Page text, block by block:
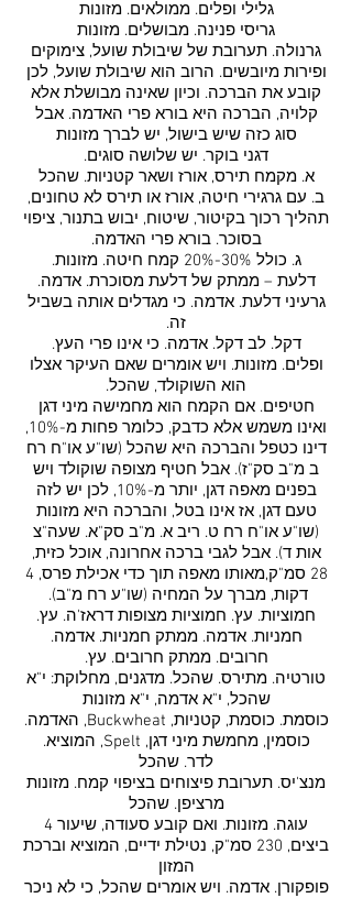
גלילי ופלים. ממולאים. מזונות
גריסי פנינה. מבושלים. מזונות
גרנולה. תערובת של שיבולת שועל, צימוקים
ופירות מיובשים. הרוב הוא שיבולת שועל, לכן
קובע את הברכה. וכיון שאינה מבושלת אלא
קלויה, הברכה היא בורא פרי האדמה. אבל
סוג כזה שיש בישול, יש לברך מזונות
דגני בוקר. יש שלושה סוגים.
א. מקמח תירס, אורז ושאר קטניות. שהכל
ב. עם גרגירי חיטה, אורז או תירס לא טחונים,
תהליך רכוך בקיטור, שיטוח, יבוש בתנור, ציפוי
בסוכר. בורא פרי האדמה.
ג. כולל 30%-20% קמח חיטה. מזונות.
דלעת – ממתק של דלעת מסוכרת. אדמה.
גרעיני דלעת. אדמה. כי מגדלים אותה בשביל
זה.
דקל. לב דקל. אדמה. כי אינו פרי העץ.
ופלים. מזונות. ויש אומרים שאם העיקר אצלו
הוא השוקולד, שהכל.
חטיפים. אם הקמח הוא מחמישה מיני דגן
ואינו משמש אלא כדבק, כלומר פחות מ-10%,
דינו כטפל והברכה היא שהכל (שו"ע או"ח רח
ב מ"ב סק"ז). אבל חטיף מצופה שוקולד ויש
בפנים מאפה דגן, יותר מ-10%, לכן יש לזה
טעם דגן, אז אינו בטל, והברכה היא מזונות
(שו"ע או"ח רח ט. ריב א. מ"ב סק"א. שעה"צ
אות ד). אבל לגבי ברכה אחרונה, אוכל כזית,
28 סמ"ק,מאותו מאפה תוך כדי אכילת פרס, 4
דקות, מברך על המחיה (שו"ע רח מ"ב).
חמוציות. עץ. חמוציות מצופות דראז'ה. עץ.
חמניות. אדמה. ממתק חמניות. אדמה.
חרובים. ממתק חרובים. עץ.
טורטיה. מתירס. שהכל. מדגנים, מחלוקת: י"א
שהכל, י"א אדמה, י"א מזונות
כוסמת. כוסמת, קטניות, Buckwheat, האדמה.
כוסמין, מחמשת מיני דגן, Spelt, המוציא.
לדר. שהכל
מנצ'יס. תערובת פיצוחים בציפוי קמח. מזונות
מרציפן. שהכל
עוגה. מזונות. ואם קובע סעודה, שיעור 4
ביצים, 230 סמ"ק, נטילת ידיים, המוציא וברכת
המזון
פופקורן. אדמה. ויש אומרים שהכל, כי לא ניכר